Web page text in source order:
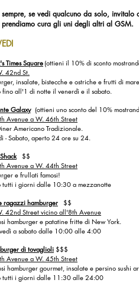
sempre, se vedi qualcuno da solo, invitalo
prendiamo cura gli uni degli altri al GSM.
Times Square(ottieni il 10% di sconto
42nd St.
insalate, bistecche e ostriche e frutti di
fino all'1 di notte il venerdì e il sabato.
Galaxy (ottieni uno sconto del 10%
Avenue a W. 46th Street
Americano Tradizionale.
- Sabato, aperto 24 ore su 24.
$$
Avenue a W. 44th Street
e frullati famosi!
tutti i giorni dalle 10:30 a mezzanotte
ragazzi hamburger
$$
42nd Street vicino all'8th Avenue
hamburger e patatine fritte di New York.
a sabato dalle 10:00 alle 4:00
di tovaglioli $$$
Avenue a W. 45th Street
hamburger gourmet, insalate e persino sushi
tutti i giorni dalle 11:30 alle 24:00